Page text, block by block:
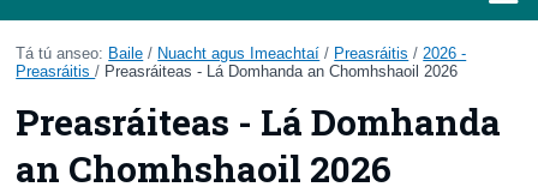
Baile
Tá tú anseo: Baile / Nuacht agus Imeachtaí / Preasráitis / 2026 -
Preasráitis/ Preasráiteas - Lá Domhanda an Chomhshaoil 2026
Preasráiteas - Lá Domhanda
an Chomhshaoil 2026